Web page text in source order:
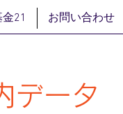
21 お問い合わせ
データ